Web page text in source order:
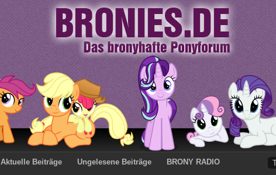
Aktuelle Beiträge Ungelesene Beiträge BRONY RADIO